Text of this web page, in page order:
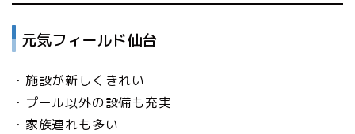
元気フィールド仙台
・施設が新しくきれい
・プール以外の設備も充実
・家族連れも多い